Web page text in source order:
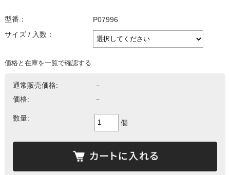
型番：
P07996
サイズ / 入数：
価格と在庫を一覧で確認する
通常販売価格:
－
価格:
－
数量:
個